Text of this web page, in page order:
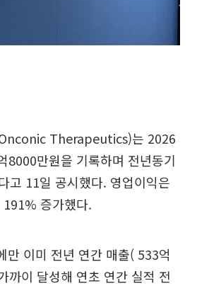
Therapeutics)는 2026
8000만원을 기록하며 전년동기
고 11일 공시했다. 영업이익은
증가했다.
만 이미 전년 연간 매출( 533억
까이 달성해 연초 연간 실적 전